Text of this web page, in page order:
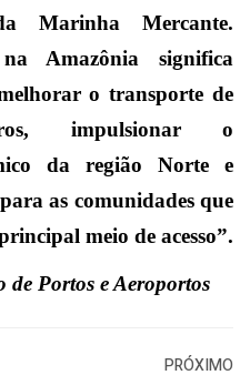
Marinha Mercante.
Amazônia significa
o transporte de
impulsionar o
da região Norte e
as comunidades que
meio de acesso”.
Portos e Aeroportos
PRÓXIMO